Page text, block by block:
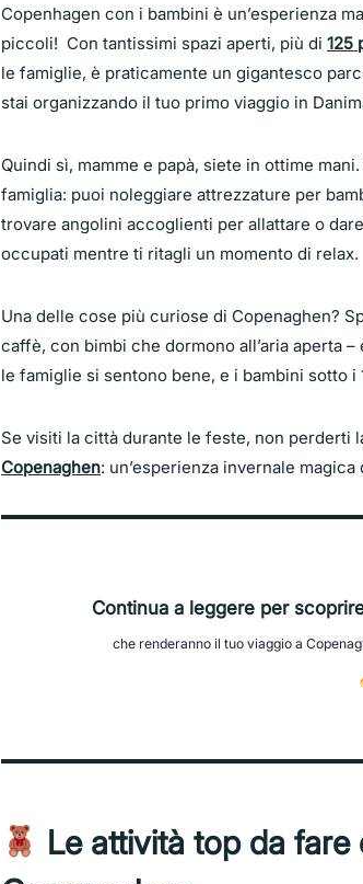
Copenhagen con i bambini è un’esperienza
piccoli! Con tantissimi spazi aperti, più di 125
le famiglie, è praticamente un gigantesco
stai organizzando il tuo primo viaggio in
Quindi sì, mamme e papà, siete in ottime
famiglia: puoi noleggiare attrezzature per
trovare angolini accoglienti per allattare o
occupati mentre ti ritagli un momento di relax.
Una delle cose più curiose di Copenaghen?
caffè, con bimbi che dormono all’aria aperta
le famiglie si sentono bene, e i bambini sotto
Se visiti la città durante le feste, non perderti
Copenaghen: un’esperienza invernale
Continua a leggere per
che renderanno il tuo viaggio a
Le attività top da fare